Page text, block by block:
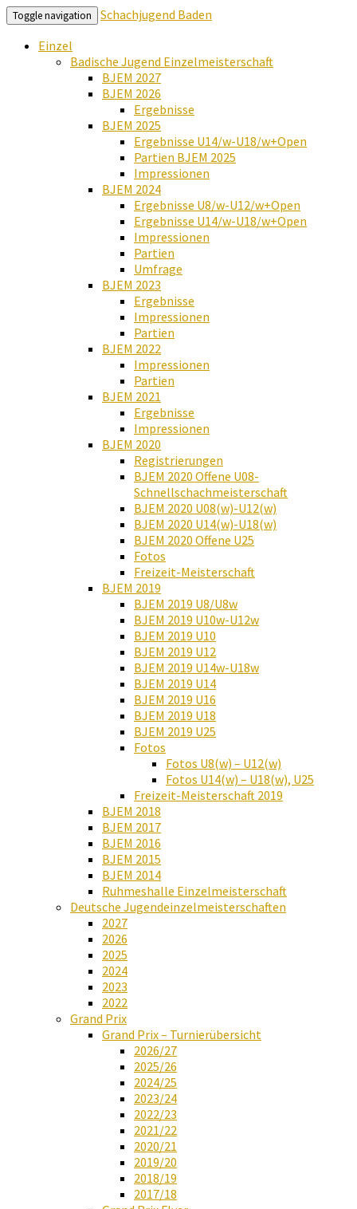
Toggle navigation
Schachjugend Baden
Einzel
Badische Jugend Einzelmeisterschaft
BJEM 2027
BJEM 2026
Ergebnisse
BJEM 2025
Ergebnisse U14/w-U18/w+Open
Partien BJEM 2025
Impressionen
BJEM 2024
Ergebnisse U8/w-U12/w+Open
Ergebnisse U14/w-U18/w+Open
Impressionen
Partien
Umfrage
BJEM 2023
Ergebnisse
Impressionen
Partien
BJEM 2022
Impressionen
Partien
BJEM 2021
Ergebnisse
Impressionen
BJEM 2020
Registrierungen
BJEM 2020 Offene U08-
Schnellschachmeisterschaft
BJEM 2020 U08(w)-U12(w)
BJEM 2020 U14(w)-U18(w)
BJEM 2020 Offene U25
Fotos
Freizeit-Meisterschaft
BJEM 2019
BJEM 2019 U8/U8w
BJEM 2019 U10w-U12w
BJEM 2019 U10
BJEM 2019 U12
BJEM 2019 U14w-U18w
BJEM 2019 U14
BJEM 2019 U16
BJEM 2019 U18
BJEM 2019 U25
Fotos
Fotos U8(w) – U12(w)
Fotos U14(w) – U18(w), U25
Freizeit-Meisterschaft 2019
BJEM 2018
BJEM 2017
BJEM 2016
BJEM 2015
BJEM 2014
Ruhmeshalle Einzelmeisterschaft
Deutsche Jugendeinzelmeisterschaften
2027
2026
2025
2024
2023
2022
Grand Prix
Grand Prix – Turnierübersicht
2026/27
2025/26
2024/25
2023/24
2022/23
2021/22
2020/21
2019/20
2018/19
2017/18